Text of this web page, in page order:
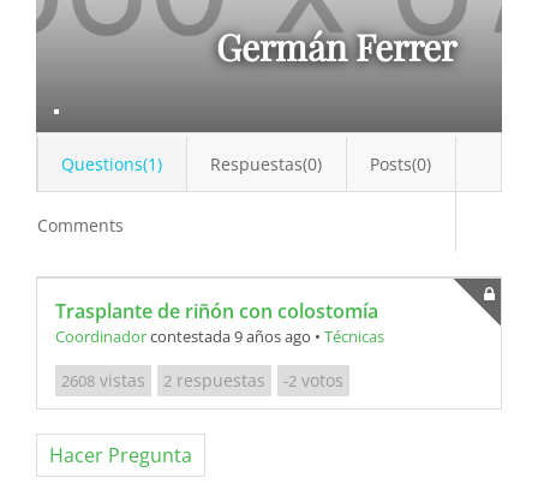
Germán Ferrer
Questions(1) Respuestas(0) Posts(0)
Comments
Trasplante de riñón con colostomía
Coordinadorcontestada 9 años ago • Técnicas
2608 vistas 2 respuestas -2 votos
Hacer Pregunta